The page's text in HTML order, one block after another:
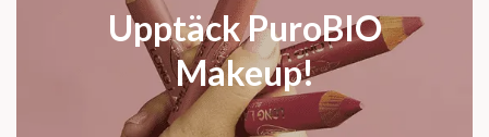
Upptäck PuroBIO
Makeup!